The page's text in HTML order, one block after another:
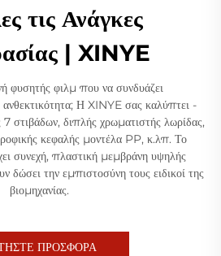
τις Ανάγκες
| XINYE
φυσητής φιλμ που να συνδυάζει
ανθεκτικότητα; Η XINYE σας καλύπτει -
στιβάδων, διπλής χρωματιστής λωρίδας,
κεφαλής μοντέλα PP, κ.λπ. Το
συνεχή, πλαστική μεμβράνη υψηλής
δώσει την εμπιστοσύνη τους ειδικοί της
βιομηχανίας.
ΠΡΟΣΦΟΡΑ